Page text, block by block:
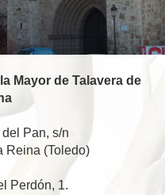
Mayor de Talavera de
Pan, s/n
Reina (Toledo)
Perdón, 1.